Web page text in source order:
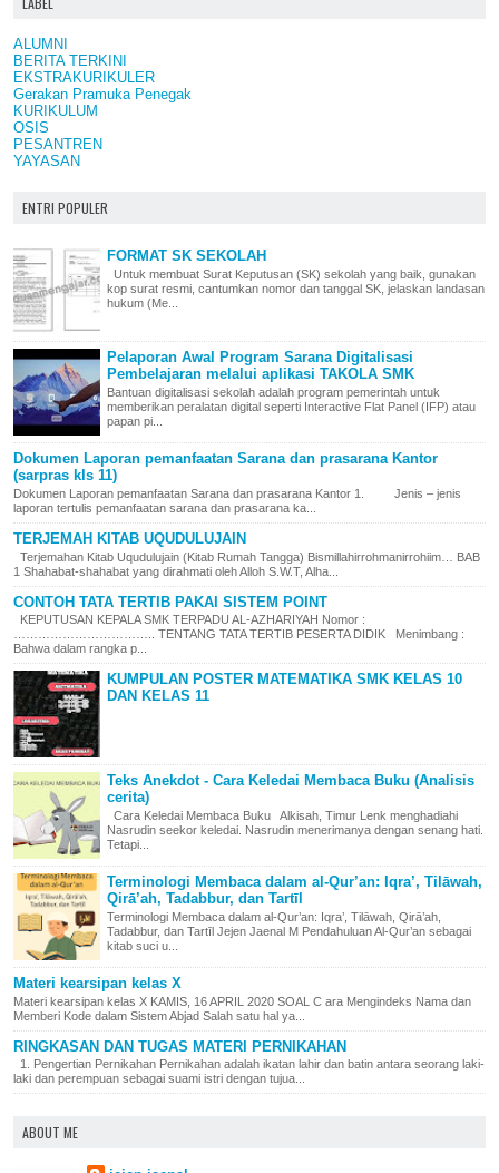
ALUMNI
BERITA TERKINI
EKSTRAKURIKULER
Gerakan Pramuka Penegak
KURIKULUM
OSIS
PESANTREN
YAYASAN
ENTRI POPULER
FORMAT SK SEKOLAH
Untuk membuat Surat Keputusan (SK) sekolah yang baik, gunakan
kop surat resmi, cantumkan nomor dan tanggal SK, jelaskan landasan
hukum (Me...
Pelaporan Awal Program Sarana Digitalisasi
Pembelajaran melalui aplikasi TAKOLA SMK
Bantuan digitalisasi sekolah adalah program pemerintah untuk
memberikan peralatan digital seperti Interactive Flat Panel (IFP) atau
papan pi...
Dokumen Laporan pemanfaatan Sarana dan prasarana Kantor
(sarpras kls 11)
Dokumen Laporan pemanfaatan Sarana dan prasarana Kantor 1. Jenis – jenis
laporan tertulis pemanfaatan sarana dan prasarana ka...
TERJEMAH KITAB UQUDULUJAIN
Terjemahan Kitab Uqudulujain (Kitab Rumah Tangga) Bismillahirrohmanirrohiim… BAB
1 Shahabat-shahabat yang dirahmati oleh Alloh S.W.T, Alha...
CONTOH TATA TERTIB PAKAI SISTEM POINT
KEPUTUSAN KEPALA SMK TERPADU AL-AZHARIYAH Nomor :
…………………………….. TENTANG TATA TERTIB PESERTA DIDIK Menimbang :
Bahwa dalam rangka p...
KUMPULAN POSTER MATEMATIKA SMK KELAS 10
DAN KELAS 11
Teks Anekdot - Cara Keledai Membaca Buku (Analisis
cerita)
Cara Keledai Membaca Buku Alkisah, Timur Lenk menghadiahi
Nasrudin seekor keledai. Nasrudin menerimanya dengan senang hati.
Tetapi...
Terminologi Membaca dalam al-Qur’an: Iqra’, Tilāwah,
Qirā’ah, Tadabbur, dan Tartīl
Terminologi Membaca dalam al-Qur’an: Iqra’, Tilāwah, Qirā’ah,
Tadabbur, dan Tartīl Jejen Jaenal M Pendahuluan Al-Qur’an sebagai
kitab suci u...
Materi kearsipan kelas X
Materi kearsipan kelas X KAMIS, 16 APRIL 2020 SOAL C ara Mengindeks Nama dan
Memberi Kode dalam Sistem Abjad Salah satu hal ya...
RINGKASAN DAN TUGAS MATERI PERNIKAHAN
1. Pengertian Pernikahan Pernikahan adalah ikatan lahir dan batin antara seorang laki-
laki dan perempuan sebagai suami istri dengan tujua...
ABOUT ME